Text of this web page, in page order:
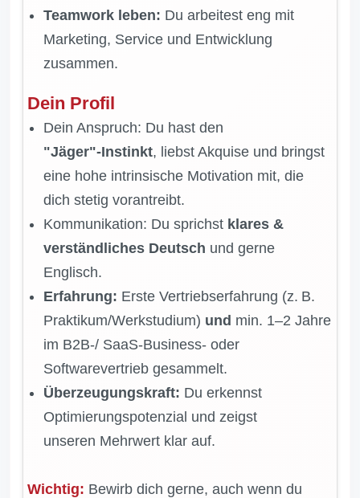
Teamwork leben: Du arbeitest eng mit
Marketing, Service und Entwicklung
zusammen.
Dein Profil
Dein Anspruch: Du hast den
"Jäger"‑Instinkt, liebst Akquise und bringst
eine hohe intrinsische Motivation mit, die
dich stetig vorantreibt.
Kommunikation: Du sprichst klares &
verständliches Deutsch und gerne
Englisch.
Erfahrung: Erste Vertriebserfahrung (z. B.
Praktikum/Werkstudium) und min. 1–2 Jahre
im B2B-/ SaaS-Business- oder
Softwarevertrieb gesammelt.
Überzeugungskraft: Du erkennst
Optimierungspotenzial und zeigst
unseren Mehrwert klar auf.
Wichtig: Bewirb dich gerne, auch wenn du